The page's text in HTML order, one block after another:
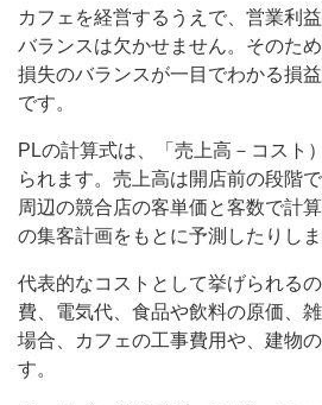
カフェを経営するうえで、営業利
バランスは欠かせません。そのた
損失のバランスが一目でわかる損
です。
PLの計算式は、「売上高－コスト
られます。売上高は開店前の段階
周辺の競合店の客単価と客数で計
の集客計画をもとに予測したりしま
代表的なコストとして挙げられる
費、電気代、食品や飲料の原価、
場合、カフェの工事費用や、建物
す。